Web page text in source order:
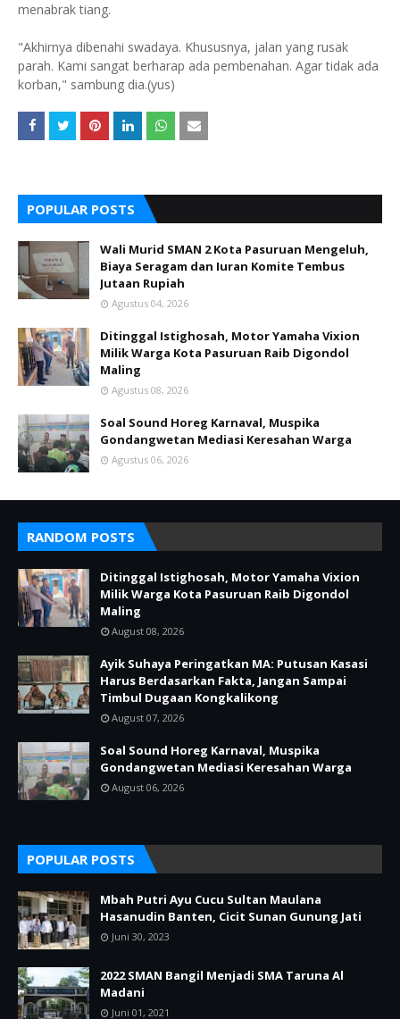
menabrak tiang.
"Akhirnya dibenahi swadaya. Khususnya, jalan yang rusak
parah. Kami sangat berharap ada pembenahan. Agar tidak ada
korban," sambung dia.(yus)
POPULAR POSTS
Wali Murid SMAN 2 Kota Pasuruan Mengeluh,
Biaya Seragam dan Iuran Komite Tembus
Jutaan Rupiah
Agustus 04, 2026
Ditinggal Istighosah, Motor Yamaha Vixion
Milik Warga Kota Pasuruan Raib Digondol
Maling
Agustus 08, 2026
Soal Sound Horeg Karnaval, Muspika
Gondangwetan Mediasi Keresahan Warga
Agustus 06, 2026
RANDOM POSTS
Ditinggal Istighosah, Motor Yamaha Vixion
Milik Warga Kota Pasuruan Raib Digondol
Maling
August 08, 2026
Ayik Suhaya Peringatkan MA: Putusan Kasasi
Harus Berdasarkan Fakta, Jangan Sampai
Timbul Dugaan Kongkalikong
August 07, 2026
Soal Sound Horeg Karnaval, Muspika
Gondangwetan Mediasi Keresahan Warga
August 06, 2026
POPULAR POSTS
Mbah Putri Ayu Cucu Sultan Maulana
Hasanudin Banten, Cicit Sunan Gunung Jati
Juni 30, 2023
2022 SMAN Bangil Menjadi SMA Taruna Al
Madani
Juni 01, 2021